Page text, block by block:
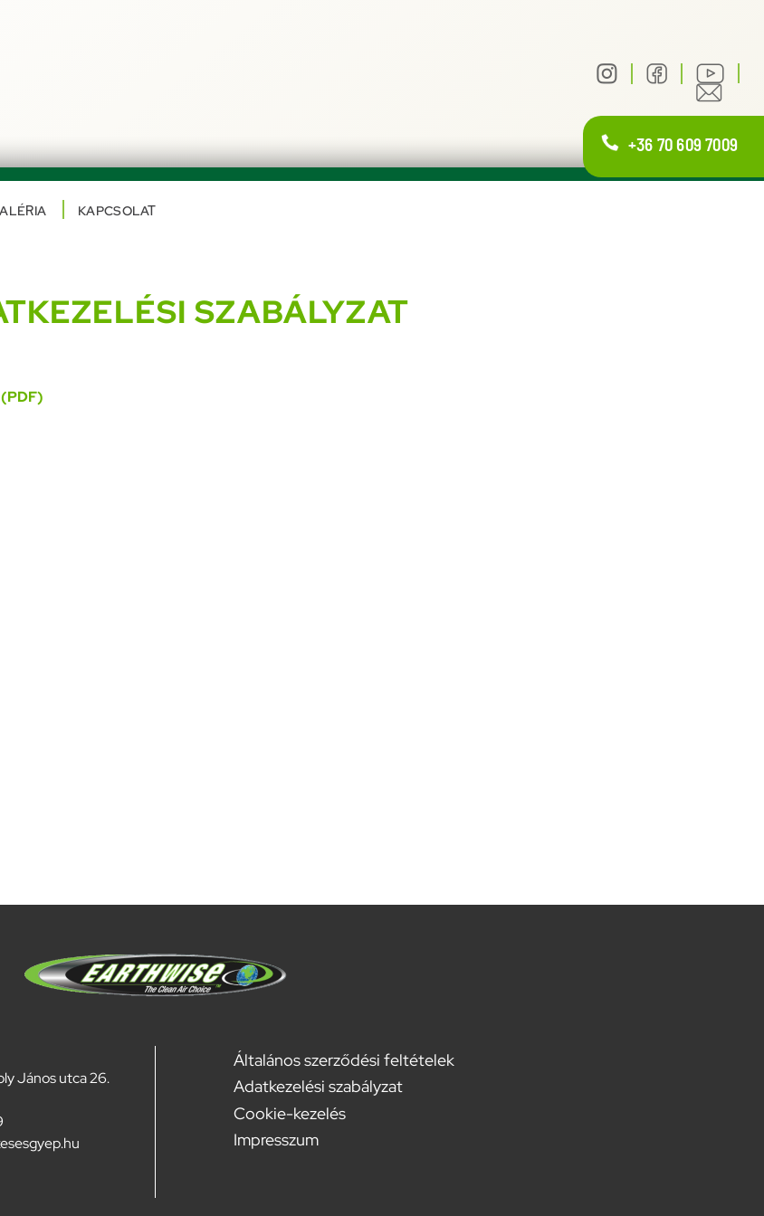
+36 70 609 7009
KAPCSOLAT
SZABÁLYZAT
János utca 26.
Footer
menu
Általános szerződési feltételek
Adatkezelési szabályzat
Cookie-kezelés
Impresszum